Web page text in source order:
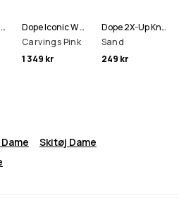
Dope Blizzard W Full Zip Snowboardjakke Dame
Dope Iconic W Snowboard Bukser Dame
Carvings Pink
1 349 kr
Dope 2X-Up Knitted Halsedisse
Sand
249 kr
Skitøj Dame